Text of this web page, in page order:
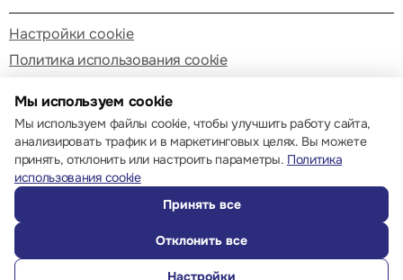
Настройки cookie
Политика использования cookie
© 2013 – 2026 ECOM
Мы используем cookie
Мы используем файлы cookie, чтобы улучшить работу сайта,
анализировать трафик и в маркетинговых целях. Вы можете
принять, отклонить или настроить параметры. Политика
использования cookie
Принять все
Отклонить все
Настройки